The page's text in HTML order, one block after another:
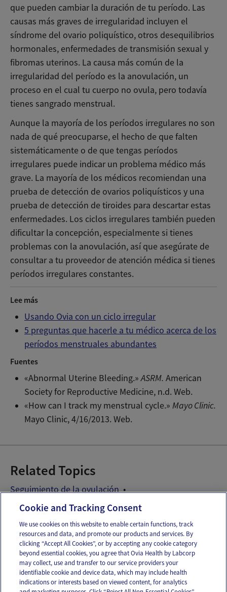
que pueden cambiar la duración de tu período. Las
causas más graves de irregularidad incluyen el
síndrome del ovario poliquístico, otros desequilibrios
hormonales, enfermedades de transmisión sexual y
fibromas uterinos. La causa más común de la
irregularidad del período es la anovulación, un
proceso en el cual tu cuerpo no ovula, pero todavía
tienes sangrado menstrual.
Aunque la mayoría de los períodos irregulares no son
nada de qué preocuparse, el hecho de que falten
sistemáticamente o de que tengas períodos
irregulares puede indicar un problema médico más
grave. La mayoría de los médicos recomiendan una
prueba de detección de ovarios poliquísticos y una
prueba de detección de tiroides para descartar estas
enfermedades. Los ciclos irregulares también pueden
dificultar la concepción, especialmente si tienes
problemas con la anovulación, así que asegúrate de
consultar a tu proveedor de atención médica si tienes
períodos irregulares constantes.
Lee más
Usando Ovia con un ciclo irregular
5 preguntas que hacerle a tu médico acerca de los
períodos menstruales abundantes
Fuentes
«Abnormal Uterine Bleeding.»ASRM. American
Society for Reproductive Medicine, n.d. Web.
«How can I track my menstrual cycle.»Mayo Clinic.
Mayo Clinic, 4/16/2013. Web.
Related Topics
Seguimiento de la ovulación
Síntomas del periodo
Trastornos de la fertilidad
Email Text
OUR APPS
Cookie and Tracking Consent
We use cookies on this website to enable certain functions, track
resources and data, and promote our products and services. By
clicking “Accept All Cookies”, or by accepting any cookie category
beyond essential cookies, you agree that Ovia Health by Labcorp
may collect, use and transfer to our service providers your
identifiable cookie and device data, which may include health
indications or interests based on viewed content, for analytics